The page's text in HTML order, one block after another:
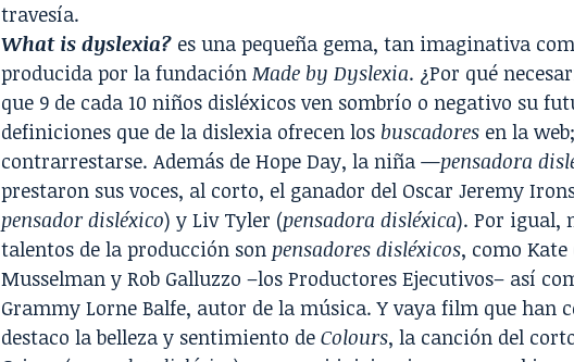
travesía.
What is dyslexia? es una pequeña gema, tan imaginativa
producida por la fundación Made by Dyslexia. ¿Por qué
que 9 de cada 10 niños disléxicos ven sombrío o negativo su
definiciones que de la dislexia ofrecen los buscadores en la
contrarrestarse. Además de Hope Day, la niña —pensadora
prestaron sus voces, al corto, el ganador del Oscar Jeremy
pensador disléxico) y Liv Tyler (pensadora disléxica). Por igual,
talentos de la producción son pensadores disléxicos, como
Musselman y Rob Galluzzo –los Productores Ejecutivos– así
Grammy Lorne Balfe, autor de la música. Y vaya film que han
destaco la belleza y sentimiento de Colours, la canción del